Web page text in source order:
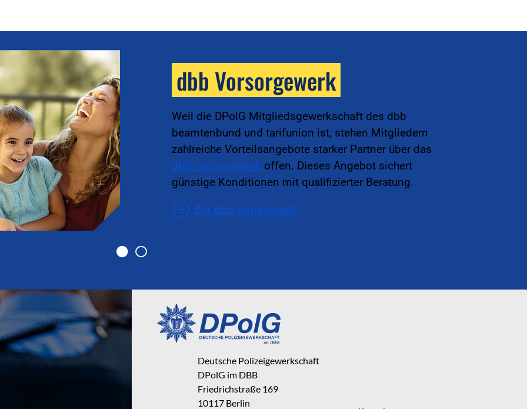
dbb Vorsorgewerk
Weil die DPolG Mitgliedsgewerkschaft des dbb
beamtenbund und tarifunion ist, stehen Mitgliedern
zahlreiche Vorteilsangebote starker Partner über das
dbb vorsorgewerk offen. Dieses Angebot sichert
günstige Konditionen mit qualifizierter Beratung.
Zur dbb Vorteilswelt
Deutsche Polizeigewerkschaft
DPolG im DBB
Friedrichstraße 169
10117 Berlin